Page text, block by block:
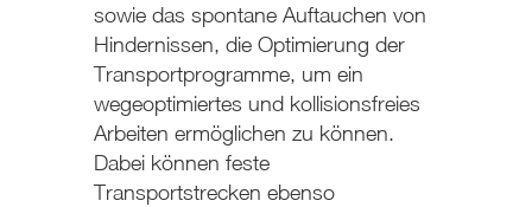
sowie das spontane Auftauchen von
Hindernissen, die Optimierung der
Transportprogramme, um ein
wegeoptimiertes und kollisionsfreies
Arbeiten ermöglichen zu können.
Dabei können feste
Transportstrecken ebenso